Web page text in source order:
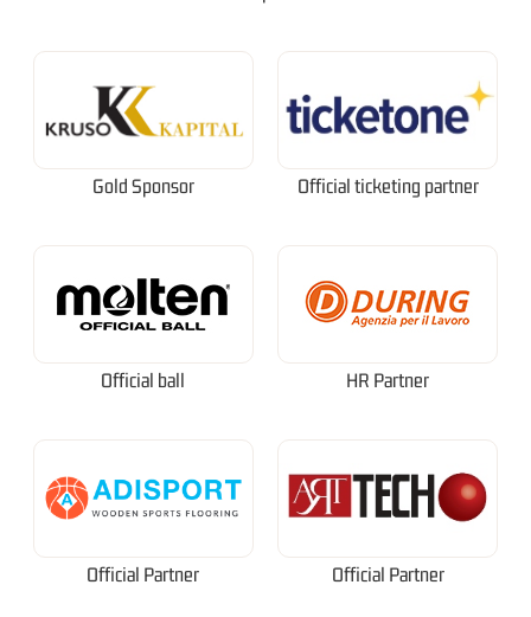
Gold Sponsor Official ticketing partner
Official ball HR Partner
Official Partner Official Partner